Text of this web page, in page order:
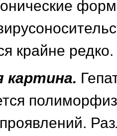
крайне редко.
картина.